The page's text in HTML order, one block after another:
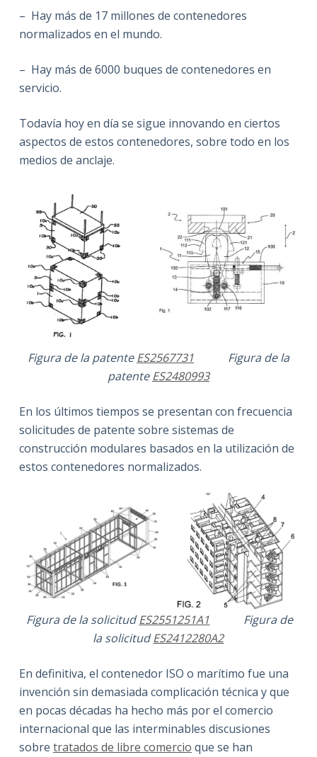
– Hay más de 17 millones de contenedores
normalizados en el mundo.
– Hay más de 6000 buques de contenedores en
servicio.
Todavía hoy en día se sigue innovando en ciertos
aspectos de estos contenedores, sobre todo en los
medios de anclaje.
Figura de la patenteES2567731Figura de la
patenteES2480993
En los últimos tiempos se presentan con frecuencia
solicitudes de patente sobre sistemas de
construcción modulares basados en la utilización de
estos contenedores normalizados.
Figura de la solicitudES2551251A1 Figura de
la solicitudES2412280A2
En definitiva, el contenedor ISO o marítimo fue una
invención sin demasiada complicación técnica y que
en pocas décadas ha hecho más por el comercio
internacional que las interminables discusiones
sobre tratados de libre comercio que se han